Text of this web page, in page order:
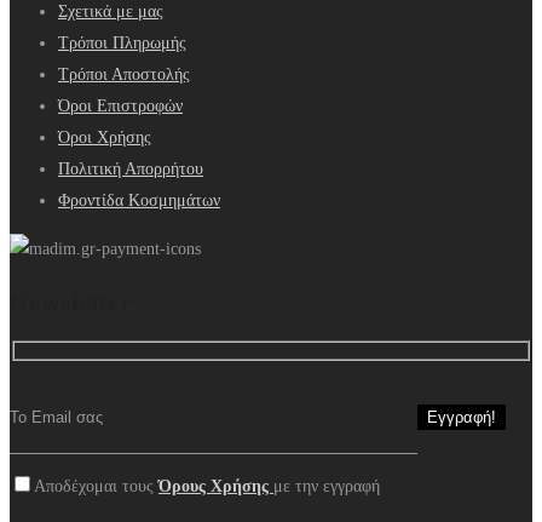
Σχετικά με μας
Τρόποι Πληρωμής
Τρόποι Αποστολής
Όροι Επιστροφών
Όροι Χρήσης
Πολιτική Απορρήτου
Φροντίδα Κοσμημάτων
Αποδέχομαι τουςΌρους Χρήσης με την εγγραφή